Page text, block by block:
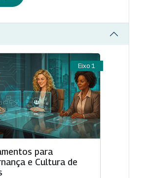
Eixo 1
para
e Cultura de